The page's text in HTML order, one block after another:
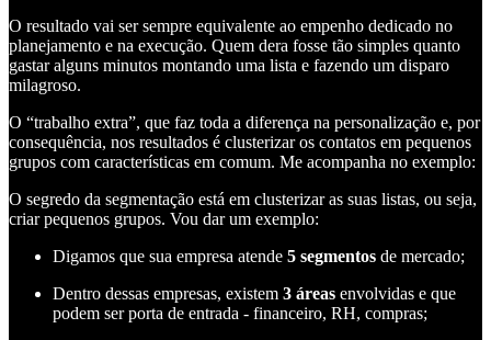
O resultado vai ser sempre equivalente ao empenho dedicado no
planejamento e na execução. Quem dera fosse tão simples quanto
gastar alguns minutos montando uma lista e fazendo um disparo
milagroso.
O “trabalho extra”, que faz toda a diferença na personalização e, por
consequência, nos resultados é clusterizar os contatos em pequenos
grupos com características em comum. Me acompanha no exemplo:
O segredo da segmentação está em clusterizar as suas listas, ou seja,
criar pequenos grupos. Vou dar um exemplo:
Digamos que sua empresa atende 5 segmentos de mercado;
Dentro dessas empresas, existem 3 áreas envolvidas e que
podem ser porta de entrada - financeiro, RH, compras;